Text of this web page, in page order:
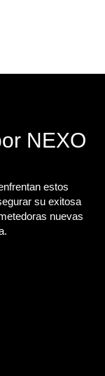
NEXO
estos
su exitosa
nuevas